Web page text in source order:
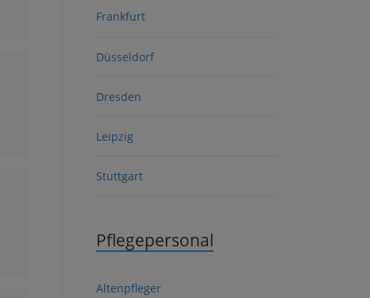
Frankfurt
Düsseldorf
Dresden
Leipzig
Stuttgart
Pflegepersonal
Altenpfleger